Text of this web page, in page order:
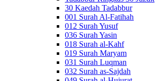
30 Kaedah Tadabbur
001 Surah Al-Fatihah
012 Surah Yusuf
036 Surah Yasin
018 Surah al-Kahf
019 Surah Maryam
031 Surah Luqman
032 Surah as-Sajdah